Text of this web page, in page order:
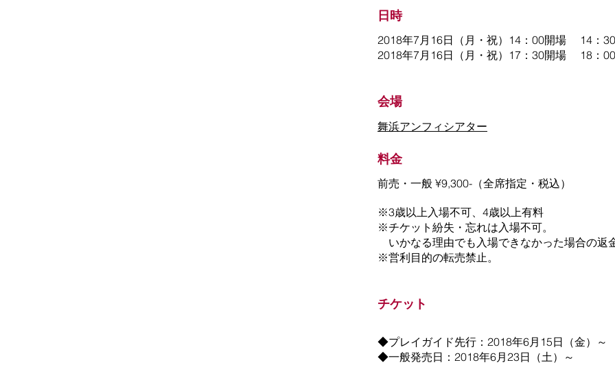
日時
2018年7月16日（月・祝）14：00開場 14：
2018年7月16日（月・祝）17：30開場 18：
会場
舞浜アンフィシアター
料金
前売・一般 ¥9,300-（全席指定・税込）
​※3歳以上入場不可、4歳以上有料
※チケット紛失・忘れは入場不可。
いかなる理由でも入場できなかった場合の返
​※営利目的の転売禁止。
チケット
◆プレイガイド先行：2018年6月15日（金）～
◆一般発売日：2018年6月23日（土）～